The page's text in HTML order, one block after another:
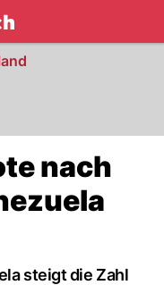
nach
steigt die Zahl